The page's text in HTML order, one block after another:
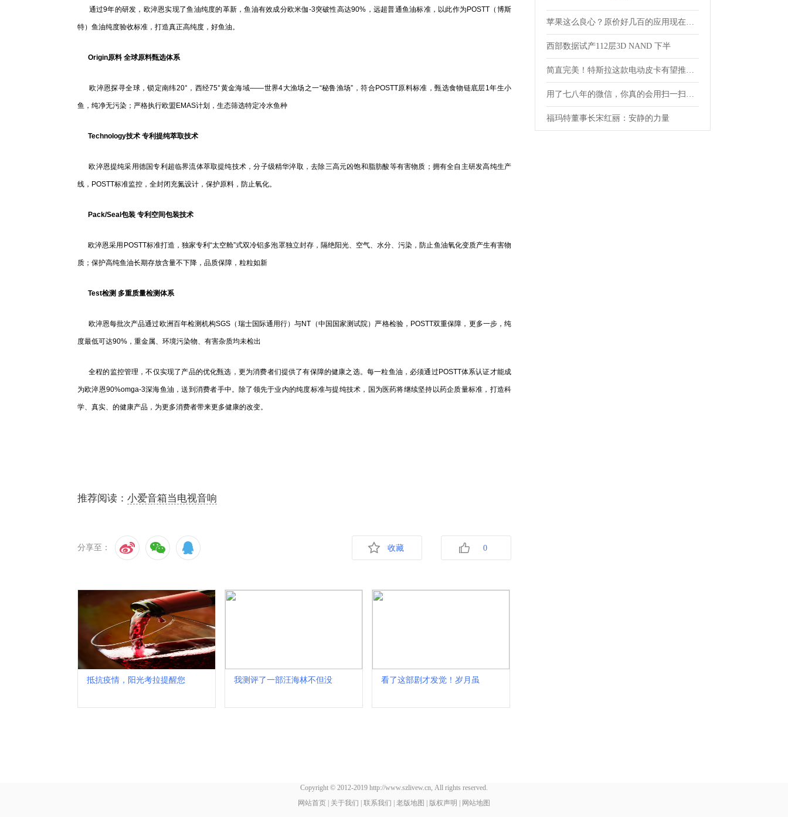
通过9年的研发，欧淬恩实现了鱼油纯度的革新，鱼油有效成分欧米伽-3突破性高达90%，远超普通鱼油标准，以此作为POSTT（博斯
特）鱼油纯度验收标准，打造真正高纯度，好鱼油。
Origin原料 全球原料甄选体系
欧淬恩探寻全球，锁定南纬20°，西经75°黄金海域——世界4大渔场之一“秘鲁渔场”，符合POSTT原料标准，甄选食物链底层1年生小
鱼，纯净无污染；严格执行欧盟EMAS计划，生态筛选特定冷水鱼种
Technology技术 专利提纯萃取技术
欧淬恩提纯采用德国专利超临界流体萃取提纯技术，分子级精华淬取，去除三高元凶饱和脂肪酸等有害物质；拥有全自主研发高纯生产
线，POSTT标准监控，全封闭充氮设计，保护原料，防止氧化。
Pack/Seal包装 专利空间包装技术
欧淬恩采用POSTT标准打造，独家专利“太空舱”式双冷铝多泡罩独立封存，隔绝阳光、空气、水分、污染，防止鱼油氧化变质产生有害物
质；保护高纯鱼油长期存放含量不下降，品质保障，粒粒如新
Test检测 多重质量检测体系
欧淬恩每批次产品通过欧洲百年检测机构SGS（瑞士国际通用行）与NT（中国国家测试院）严格检验，POSTT双重保障，更多一步，纯
度最低可达90%，重金属、环境污染物、有害杂质均未检出
全程的监控管理，不仅实现了产品的优化甄选，更为消费者们提供了有保障的健康之选。每一粒鱼油，必须通过POSTT体系认证才能成
为欧淬恩90%omga-3深海鱼油，送到消费者手中。除了领先于业内的纯度标准与提纯技术，国为医药将继续坚持以药企质量标准，打造科
学、真实、的健康产品，为更多消费者带来更多健康的改变。
推荐阅读： 小爱音箱当电视音响
分享至： 0
收藏
抵抗疫情，阳光考拉提醒您 我测评了一部汪海林不但没 看了这部剧才发觉！岁月虽
苹果这么良心？原价好几百的应用现在全场“
西部数据试产112层3D NAND 下半
简直完美！特斯拉这款电动皮卡有望推露营版
用了七八年的微信，你真的会用扫一扫功能吗
福玛特董事长宋红丽：安静的力量
Copyright © 2012-2019 http://www.szlivew.cn, All rights reserved.
网站首页
关于我们 联系我们 老版地图 版权声明 网站地图